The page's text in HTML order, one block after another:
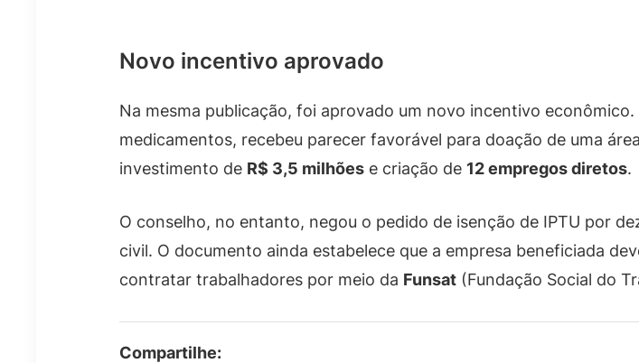
Novo incentivo aprovado
Na mesma publicação, foi aprovado um novo incentivo econômico.
medicamentos, recebeu parecer favorável para doação de uma
investimento de R$ 3,5 milhões e criação de 12 empregos diretos.
O conselho, no entanto, negou o pedido de isenção de IPTU por
civil. O documento ainda estabelece que a empresa beneficiada
contratar trabalhadores por meio da Funsat (Fundação Social do
Compartilhe: